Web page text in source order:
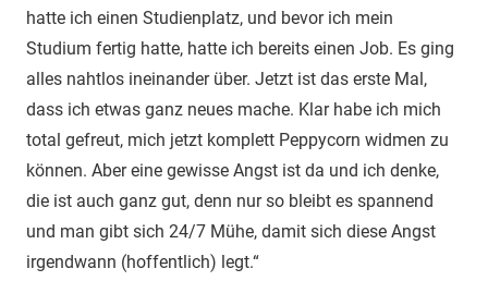
hatte ich einen Studienplatz, und bevor ich mein
Studium fertig hatte, hatte ich bereits einen Job. Es ging
alles nahtlos ineinander über. Jetzt ist das erste Mal,
dass ich etwas ganz neues mache. Klar habe ich mich
total gefreut, mich jetzt komplett Peppycorn widmen zu
können. Aber eine gewisse Angst ist da und ich denke,
die ist auch ganz gut, denn nur so bleibt es spannend
und man gibt sich 24/7 Mühe, damit sich diese Angst
irgendwann (hoffentlich) legt.“